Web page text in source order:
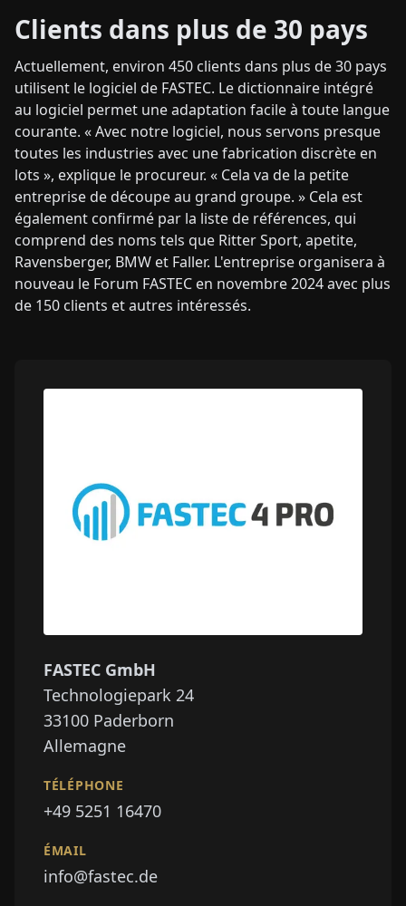
Clients dans plus de 30 pays
Actuellement, environ 450 clients dans plus de 30 pays
utilisent le logiciel de FASTEC. Le dictionnaire intégré
au logiciel permet une adaptation facile à toute langue
courante. « Avec notre logiciel, nous servons presque
toutes les industries avec une fabrication discrète en
lots », explique le procureur. « Cela va de la petite
entreprise de découpe au grand groupe. » Cela est
également confirmé par la liste de références, qui
comprend des noms tels que Ritter Sport, apetite,
Ravensberger, BMW et Faller. L'entreprise organisera à
nouveau le Forum FASTEC en novembre 2024 avec plus
de 150 clients et autres intéressés.
FASTEC GmbH
Technologiepark 24
33100 Paderborn
Allemagne
TÉLÉPHONE
+49 5251 16470
ÉMAIL
info@fastec.de